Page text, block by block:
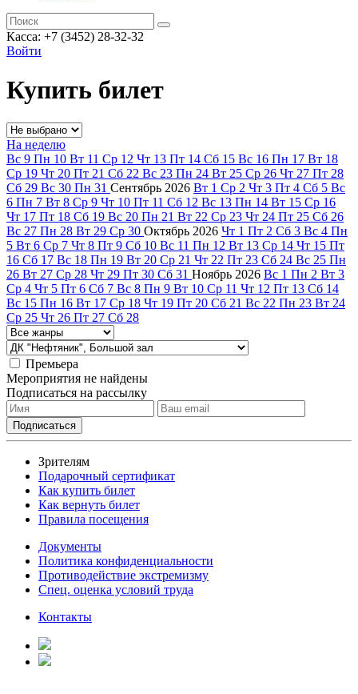
Касса: +7 (3452) 28-32-32
Войти
Купить билет
На неделю
Вс 9 Пн 10 Вт 11 Ср 12 Чт 13 Пт 14 Сб 15 Вс 16 Пн 17 Вт 18
Ср 19 Чт 20 Пт 21 Сб 22 Вс 23 Пн 24 Вт 25 Ср 26 Чт 27 Пт 28
Сб 29 Вс 30 Пн 31 Сентябрь 2026 Вт 1 Ср 2 Чт 3 Пт 4 Сб 5 Вс
6 Пн 7 Вт 8 Ср 9 Чт 10 Пт 11 Сб 12 Вс 13 Пн 14 Вт 15 Ср 16
Чт 17 Пт 18 Сб 19 Вс 20 Пн 21 Вт 22 Ср 23 Чт 24 Пт 25 Сб 26
Вс 27 Пн 28 Вт 29 Ср 30 Октябрь 2026 Чт 1 Пт 2 Сб 3 Вс 4 Пн
5 Вт 6 Ср 7 Чт 8 Пт 9 Сб 10 Вс 11 Пн 12 Вт 13 Ср 14 Чт 15 Пт
16 Сб 17 Вс 18 Пн 19 Вт 20 Ср 21 Чт 22 Пт 23 Сб 24 Вс 25 Пн
26 Вт 27 Ср 28 Чт 29 Пт 30 Сб 31 Ноябрь 2026 Вс 1 Пн 2 Вт 3
Ср 4 Чт 5 Пт 6 Сб 7 Вс 8 Пн 9 Вт 10 Ср 11 Чт 12 Пт 13 Сб 14
Вс 15 Пн 16 Вт 17 Ср 18 Чт 19 Пт 20 Сб 21 Вс 22 Пн 23 Вт 24
Ср 25 Чт 26 Пт 27 Сб 28
Премьера
Мероприятия не найдены
Подписаться на рассылку
Зрителям
Подарочный сертификат
Как купить билет
Как вернуть билет
Правила посещения
Документы
Политика конфиденциальности
Противодействие экстремизму
Спец. оценка условий труда
Контакты